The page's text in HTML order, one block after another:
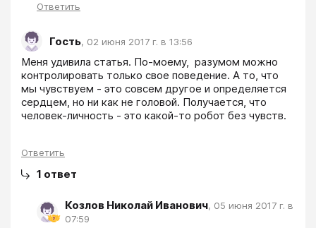
Ответить
Гость, 02 июня 2017 г. в 13:56
Меня удивила статья. По-моему,  разумом можно
контролировать только свое поведение. А то, что
мы чувствуем - это совсем другое и определяется
сердцем, но ни как не головой. Получается, что
человек-личность - это какой-то робот без чувств.
Ответить
1 ответ
Козлов Николай Иванович, 05 июня 2017 г. в
07:59